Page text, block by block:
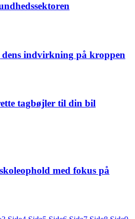
dens indvirkning på kroppen
tagbøjler til din bil
med fokus på